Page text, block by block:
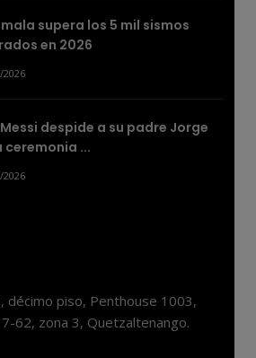
supera los 5 mil sismos
en 2026
2026
despide a su padre Jorge
ceremonia ...
2026
décimo piso, Penthouse 1003,
62, zona 3, Quetzaltenango.